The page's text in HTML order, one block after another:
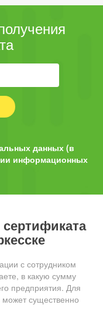
данных (в
информационных
с сотрудником
в какую сумму
предприятия. Для
существенно